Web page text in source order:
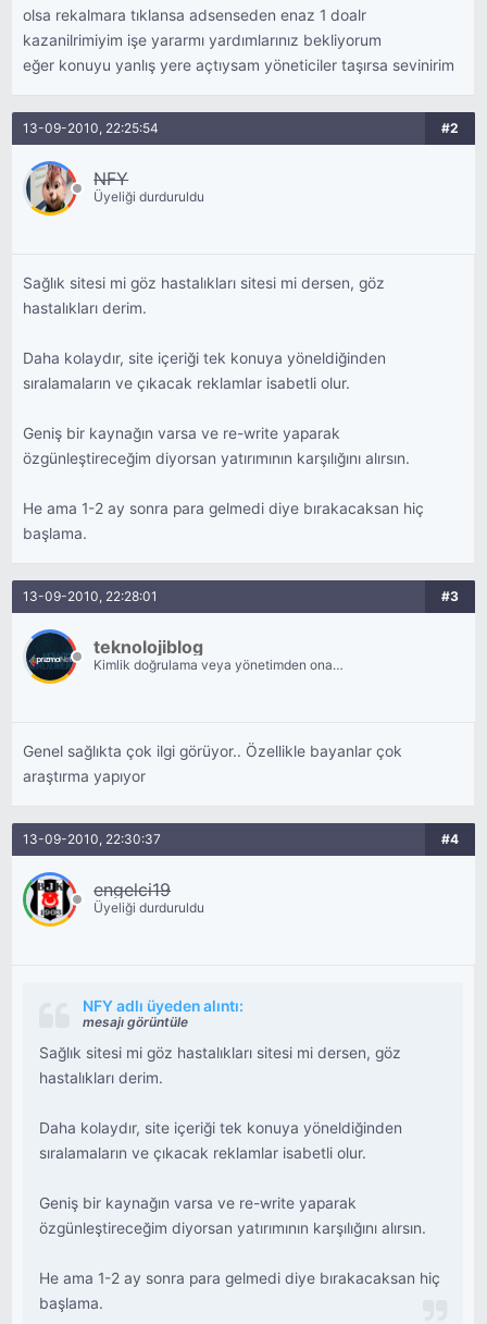
olsa rekalmara tıklansa adsenseden enaz 1 doalr
kazanilrimiyim işe yararmı yardımlarınız bekliyorum
eğer konuyu yanlış yere açtıysam yöneticiler taşırsa sevinirim
13-09-2010, 22:25:54 #2
NFY
Üyeliği durduruldu
Sağlık sitesi mi göz hastalıkları sitesi mi dersen, göz
hastalıkları derim.
Daha kolaydır, site içeriği tek konuya yöneldiğinden
sıralamaların ve çıkacak reklamlar isabetli olur.
Geniş bir kaynağın varsa ve re-write yaparak
özgünleştireceğim diyorsan yatırımının karşılığını alırsın.
He ama 1-2 ay sonra para gelmedi diye bırakacaksan hiç
başlama.
13-09-2010, 22:28:01 #3
teknolojiblog
Kimlik doğrulama veya yönetimden onay
Genel sağlıkta çok ilgi görüyor.. Özellikle bayanlar çok
araştırma yapıyor
13-09-2010, 22:30:37 #4
engelci19
Üyeliği durduruldu
NFY adlı üyeden alıntı:
mesajı görüntüle
Sağlık sitesi mi göz hastalıkları sitesi mi dersen, göz
hastalıkları derim.
Daha kolaydır, site içeriği tek konuya yöneldiğinden
sıralamaların ve çıkacak reklamlar isabetli olur.
Geniş bir kaynağın varsa ve re-write yaparak
özgünleştireceğim diyorsan yatırımının karşılığını alırsın.
He ama 1-2 ay sonra para gelmedi diye bırakacaksan hiç
başlama.